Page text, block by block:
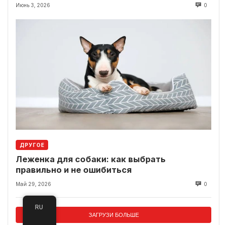
Июнь 3, 2026 0
ДРУГОЕ
Леженка для собаки: как выбрать
правильно и не ошибиться
Май 29, 2026 0
ЗАГРУЗИ БОЛЬШЕ
RU